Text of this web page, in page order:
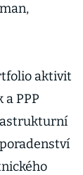
aktivit
PPP